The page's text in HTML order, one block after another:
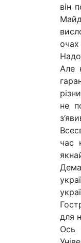
він
очах
Але
не
час
для
Ось